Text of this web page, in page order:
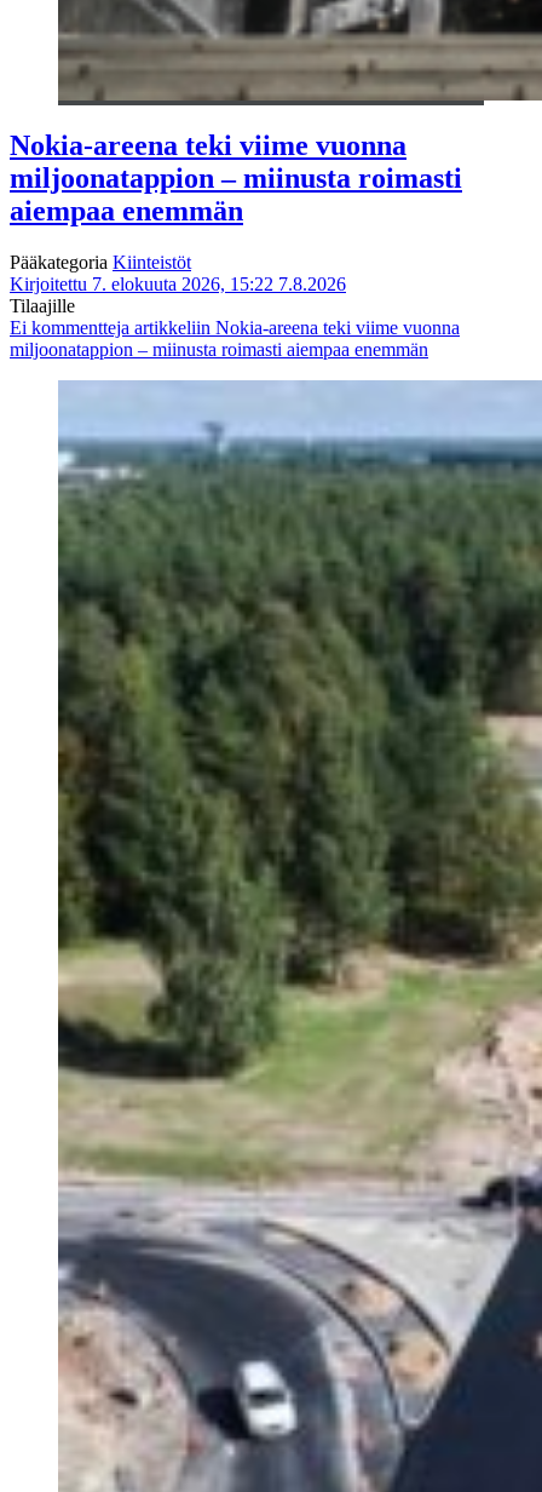
Nokia-areena teki viime vuonna
miljoonatappion – miinusta roimasti
aiempaa enemmän
Pääkategoria Kiinteistöt
Kirjoitettu 7. elokuuta 2026, 15:22 7.8.2026
Tilaajille
Ei kommentteja artikkeliin Nokia-areena teki viime vuonna
miljoonatappion – miinusta roimasti aiempaa enemmän